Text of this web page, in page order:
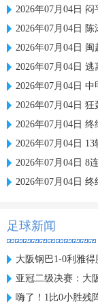
2026年07月04日 闷平
2026年07月04日 陈涛
2026年07月04日 闽超-
2026年07月04日 逃离垫
2026年07月04日 中甲-
2026年07月04日 狂轰38
2026年07月04日 终结2
2026年07月04日 13轮不
2026年07月04日 8连胜0
2026年07月04日 终结两
足球新闻
大阪钢巴1-0利雅
亚冠二级决赛：大
嗨了！1比0小胜残